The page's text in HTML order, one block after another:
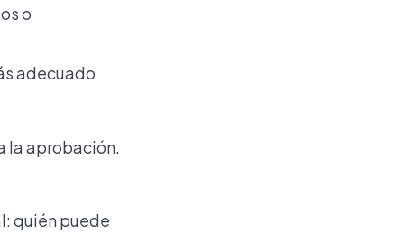
o
adecuado
la aprobación.
quién puede